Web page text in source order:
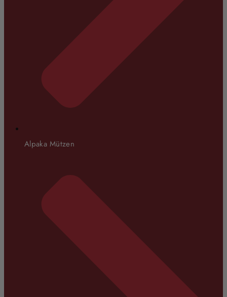
Alpaka Mützen